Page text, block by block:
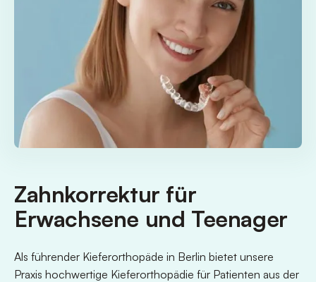
Zahnkorrektur für
Erwachsene und Teenager
Als führender Kieferorthopäde in Berlin bietet unsere
Praxis hochwertige Kieferorthopädie für Patienten aus der